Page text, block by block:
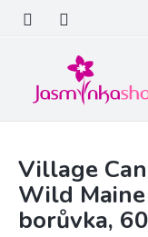
obsah
Village
Wild
borůvka,